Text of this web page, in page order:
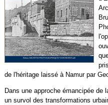
de l'héritage laissé à Namur par
Dans une approche émancipée de
un survol des transformations